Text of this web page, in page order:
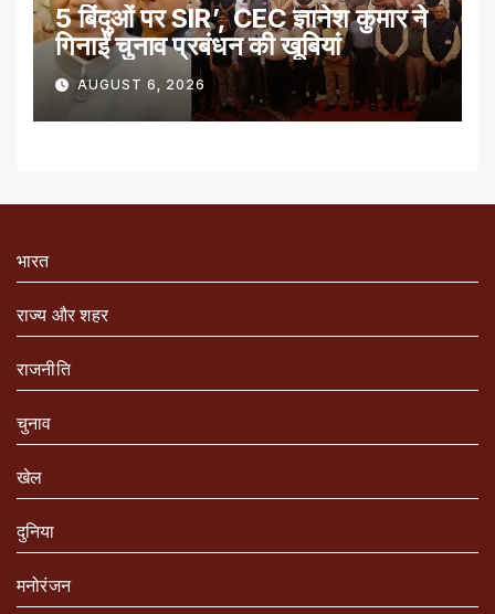
5 बिंदुओं पर SIR’, CEC ज्ञानेश कुमार ने
गिनाईं चुनाव प्रबंधन की खूबियां
AUGUST 6, 2026
भारत
राज्य और शहर
राजनीति
चुनाव
खेल
दुनिया
मनोरंजन